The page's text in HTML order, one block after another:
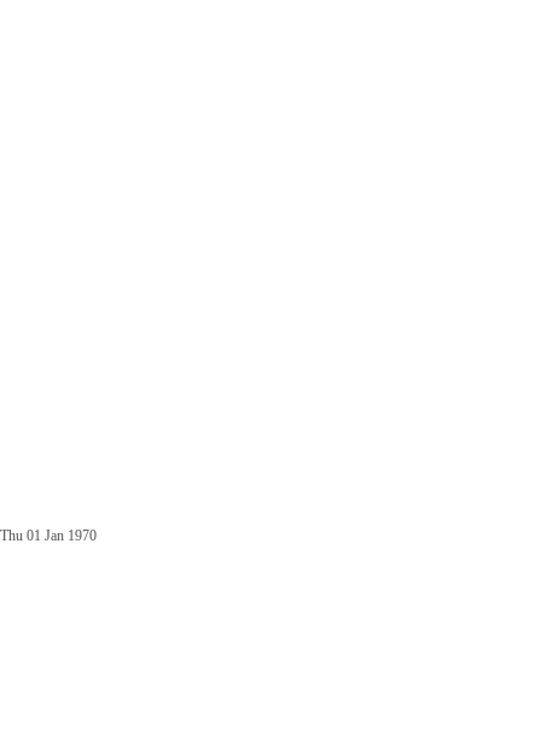
Thu 01 Jan 1970